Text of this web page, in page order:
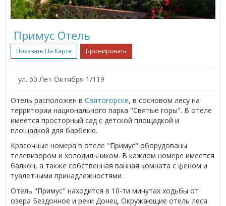
Примус Отель
Показать На Карте Бронировать
ул. 60 Лет Октября 1/119
Отель расположен в Святогорске, в сосновом лесу на
территории национального парка "Святые горы". В отеле
имеется просторный сад с детской площадкой и
площадкой для барбекю.
Красочные номера в отеле "Примус" оборудованы
телевизором и холодильником. В каждом номере имеется
балкон, а также собственная ванная комната с феном и
туалетными принадлежностями.
Отель "Примус" находится в 10-ти минутах ходьбы от
озера Бездонное и реки Донец. Окружающие отель леса